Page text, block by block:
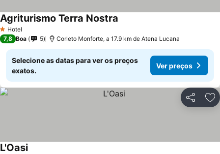
1 Estrelas
Hotel
Agriturismo Terra Nostra
7,8 Boa 5 Corleto Monforte, a 17.9 km de Atena Lucana
Selecione as datas para ver os preços
exatos.
Ver preços
Partilhar
L'Oasi